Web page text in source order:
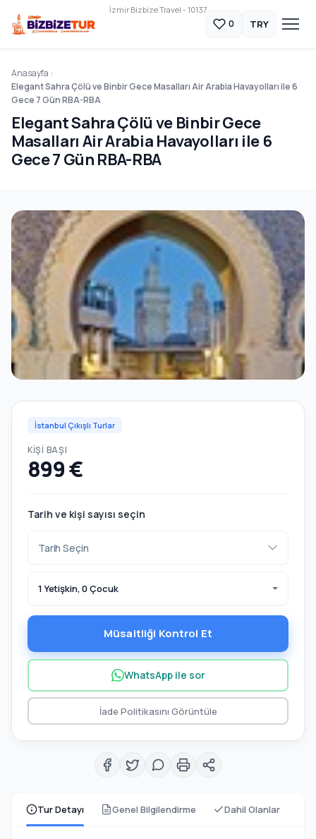
İzmir Bizbize Travel - 10137
0 TRY
Anasayfa
Elegant Sahra Çölü ve Binbir Gece Masalları Air Arabia Havayolları ile 6
Gece 7 Gün RBA-RBA
Elegant Sahra Çölü ve Binbir Gece
Masalları Air Arabia Havayolları ile 6
Gece 7 Gün RBA-RBA
Tur Detayı Genel Bilgilendirme Dahil Olanlar
İstanbul Çıkışlı Turlar
KIŞI BAŞI
899 €
Tarih ve kişi sayısı seçin
1 Yetişkin, 0 Çocuk
Müsaitliği Kontrol Et
WhatsApp ile sor
İade Politikasını Görüntüle